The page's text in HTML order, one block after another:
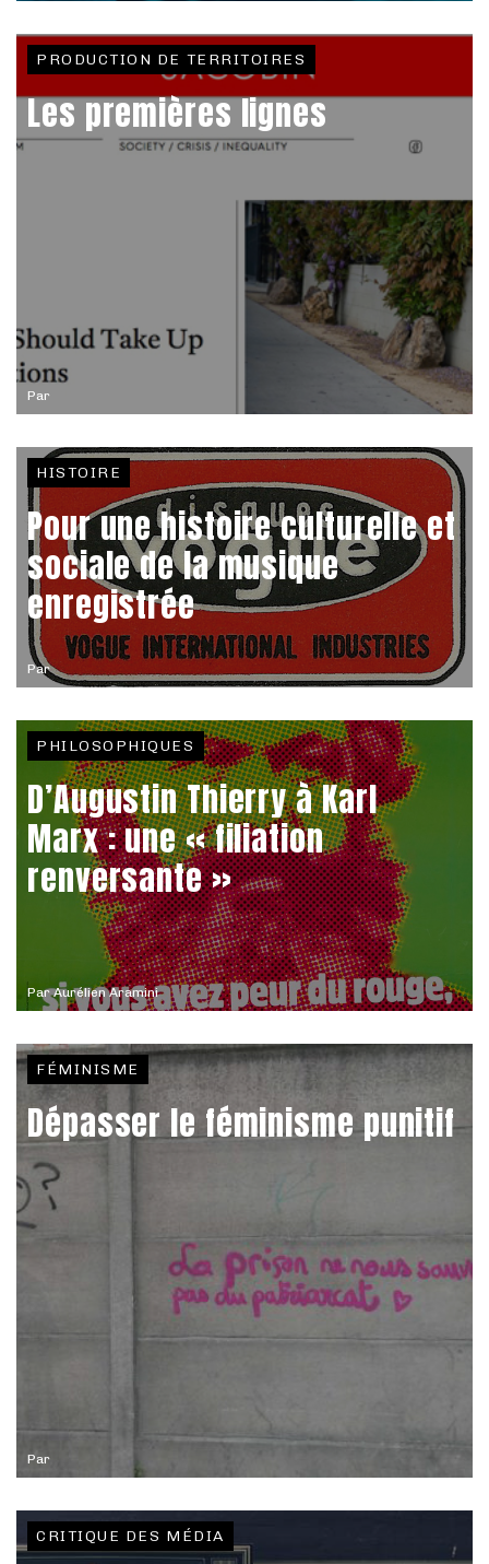
Par
PRODUCTION DE TERRITOIRES
Les premières lignes
Par
HISTOIRE
Pour une histoire culturelle et
sociale de la musique
enregistrée
ParAurélien Aramini
PHILOSOPHIQUES
D’Augustin Thierry à Karl
Marx : une « filiation
renversante »
Par
FÉMINISME
Dépasser le féminisme punitif
CRITIQUE DES MÉDIA